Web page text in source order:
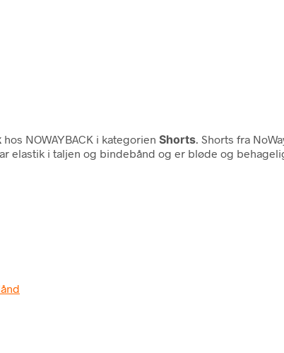
hos NOWAYBACK i kategorien Shorts . Shorts fra
i taljen og bindebånd og er bløde og